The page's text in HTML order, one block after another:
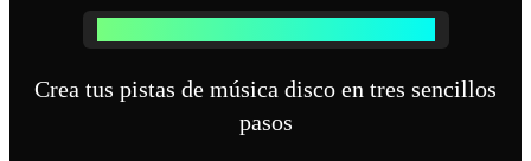
Crea tus pistas de música disco en tres sencillos
pasos